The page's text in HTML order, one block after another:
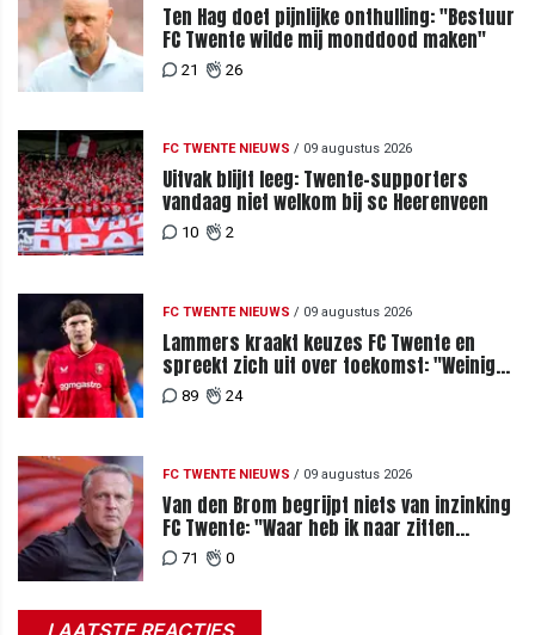
Ten Hag doet pijnlijke onthulling: "Bestuur
FC Twente wilde mij monddood maken"
21 26
FC TWENTE NIEUWS / 09 augustus 2026
Uitvak blijft leeg: Twente-supporters
vandaag niet welkom bij sc Heerenveen
10 2
FC TWENTE NIEUWS / 09 augustus 2026
Lammers kraakt keuzes FC Twente en
spreekt zich uit over toekomst: "Weinig
van te begrijpen"
89 24
FC TWENTE NIEUWS / 09 augustus 2026
Van den Brom begrijpt niets van inzinking
FC Twente: "Waar heb ik naar zitten
kijken?"
71 0
LAATSTE REACTIES